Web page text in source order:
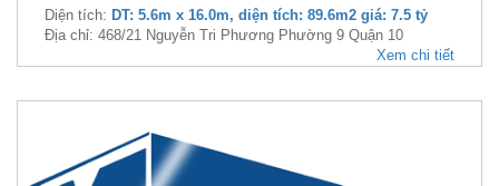
Diện tích: DT: 5.6m x 16.0m, diện tích: 89.6m2 giá: 7.5 tỷ
Địa chỉ: 468/21 Nguyễn Tri Phương Phường 9 Quận 10
Xem chi tiết